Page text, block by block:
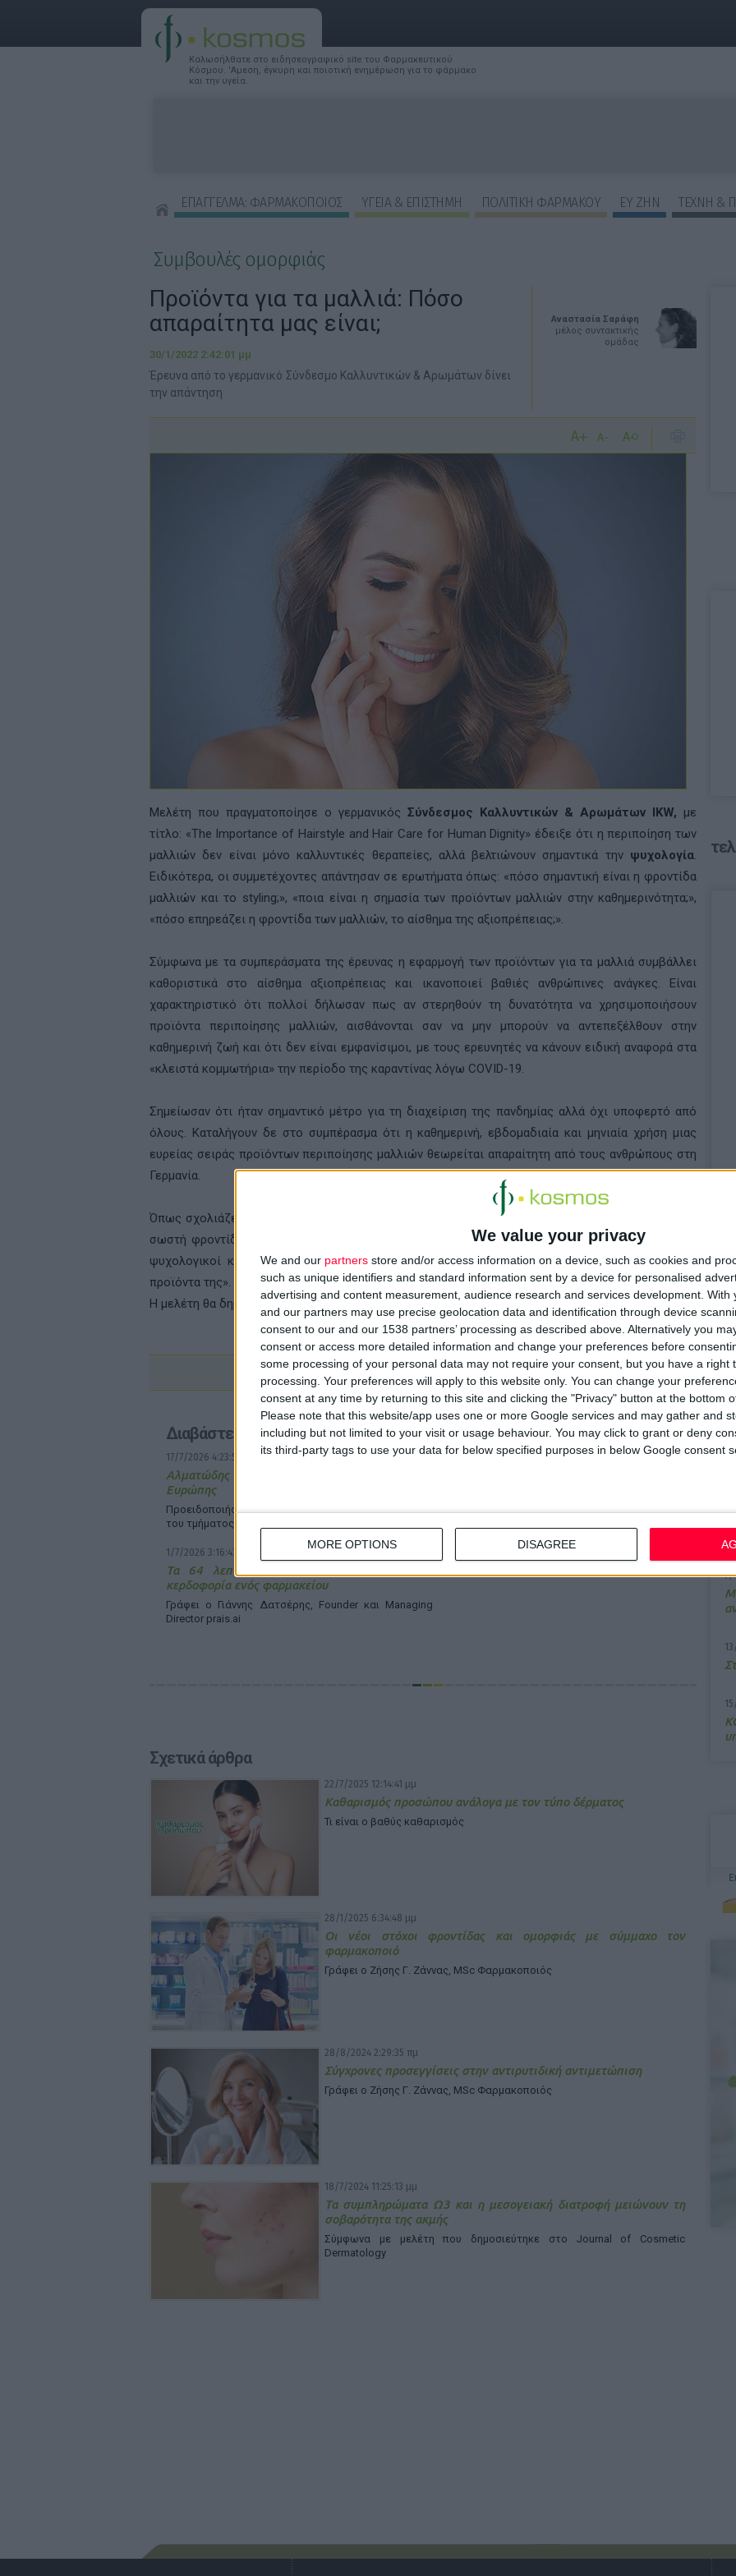
We value your privacy
We and our partners store and/or access information on a device, such as cookies and
such as unique identifiers and standard information sent by a device for personalised
advertising and content measurement, audience research and services development. With
and our partners may use precise geolocation data and identification through device
consent to our and our 1538 partners’ processing as described above. Alternatively you
consent or access more detailed information and change your preferences before
some processing of your personal data may not require your consent, but you have a right
processing. Your preferences will apply to this website only. You can change your
consent at any time by returning to this site and clicking the "Privacy" button at the bottom
Please note that this website/app uses one or more Google services and may gather and
including but not limited to your visit or usage behaviour. You may click to grant or deny
its third-party tags to use your data for below specified purposes in below Google consent
MORE OPTIONS DISAGREE
Καλωσήλθατε στο ειδησεογραφικό site του Φαρμακευτικού
Κόσμου. 'Αμεση, έγκυρη και ποιοτική ενημέρωση για το φάρμακο
και την υγεία.
ΕΠΑΓΓΕΛΜΑ: ΦΑΡΜΑΚΟΠΟΙΟΣ ΥΓΕΙΑ & ΕΠΙΣΤΗΜΗ ΠΟΛΙΤΙΚΗ ΦΑΡΜΑΚΟΥ ΕΥ ΖΗΝ
ΤΕΧΝΗ &
Συμβουλές ομορφιάς
7/
Αναστασία Σαράφη
μέλος συντακτικής
ομάδας
Προϊόντα για τα μαλλιά: Πόσο
απαραίτητα μας είναι;
30/1/2022 2:42:01 μμ
Έρευνα από το γερμανικό Σύνδεσμο Καλλυντικών & Αρωμάτων δίνει
την απάντηση
Μελέτη που πραγματοποίησε ο γερμανικός Σύνδεσμος Καλλυντικών & Αρωμάτων IKW, με
τίτλο: «The Importance of Hairstyle and Hair Care for Human Dignity» έδειξε ότι η περιποίηση των
μαλλιών δεν είναι μόνο καλλυντικές θεραπείες, αλλά βελτιώνουν σημαντικά την ψυχολογία.
Ειδικότερα, οι συμμετέχοντες απάντησαν σε ερωτήματα όπως: «πόσο σημαντική είναι η φροντίδα
μαλλιών και το styling;», «ποια είναι η σημασία των προϊόντων μαλλιών στην καθημερινότητα;»,
«πόσο επηρεάζει η φροντίδα των μαλλιών, το αίσθημα της αξιοπρέπειας;».
Σύμφωνα με τα συμπεράσματα της έρευνας η εφαρμογή των προϊόντων για τα μαλλιά συμβάλλει
καθοριστικά στο αίσθημα αξιοπρέπειας και ικανοποιεί βαθιές ανθρώπινες ανάγκες. Είναι
χαρακτηριστικό ότι πολλοί δήλωσαν πως αν στερηθούν τη δυνατότητα να χρησιμοποιήσουν
προϊόντα περιποίησης μαλλιών, αισθάνονται σαν να μην μπορούν να αντεπεξέλθουν στην
καθημερινή ζωή και ότι δεν είναι εμφανίσιμοι, με τους ερευνητές να κάνουν ειδική αναφορά στα
«κλειστά κομμωτήρια» την περίοδο της καραντίνας λόγω COVID-19.
Σημείωσαν ότι ήταν σημαντικό μέτρο για τη διαχείριση της πανδημίας αλλά όχι υποφερτό από
όλους. Καταλήγουν δε στο συμπέρασμα ότι η καθημερινή, εβδομαδιαία και μηνιαία χρήση μιας
ευρείας σειράς προϊόντων περιποίησης μαλλιών θεωρείται απαραίτητη από τους ανθρώπους στη
Γερμανία.
Όπως σχολιάζει σχετικά ο
: «Τα αποτελέσματα αποδεικνύουν ότι ένα καλό κούρεμα και η
σωστή φροντίδα συμβάλλουν πολύ περισσότερο στην ευζωία από ό,τι μπορεί να πιστεύαμε. Οι
ψυχολογικοί και φυσιολογικοί παράγοντες συνδέονται με την φροντίδα των μαλλιών και τα
προϊόντα της».
Η μελέτη θα δημοσιευτεί στο περιοδικό SOFW.
Διαβάστε επίσης
17/7/2026 4:23:57 μμ
Αλματώδης ανάπτυξη στα online φαρμακεία της
Ευρώπης
Προειδοποιήσεις απευθύνει όμως ο αντιπρόεδρος
του τμήματος Consumer Health της IQVIA
1/7/2026 3:16:43 μμ
Τα 64 λεπτά που μπορεί να αλλάξουν την
κερδοφορία ενός φαρμακείου
Γράφει ο Γιάννης Δατσέρης, Founder και Managing
Director prais.ai
Σχετικά άρθρα
22/7/2025 12:14:41 μμ
Καθαρισμός προσώπου ανάλογα με τον τύπο δέρματος
Τι είναι ο βαθύς καθαρισμός
28/1/2025 6:34:48 μμ
Οι νέοι στόχοι φροντίδας και ομορφιάς με σύμμαχο τον
φαρμακοποιό
Γράφει ο Ζήσης Γ. Ζάννας, MSc Φαρμακοποιός
28/8/2024 2:29:35 πμ
Σύγχρονες προσεγγίσεις στην αντιρυτιδική αντιμετώπιση
Γράφει ο Ζήσης Γ. Ζάννας, MSc Φαρμακοποιός
18/7/2024 11:25:13 μμ
Τα συμπληρώματα Ω3 και η μεσογειακή διατροφή μειώνουν τη
σοβαρότητα της ακμής
Σύμφωνα με μελέτη που δημοσιεύτηκε στο Journal of Cosmetic
Dermatology